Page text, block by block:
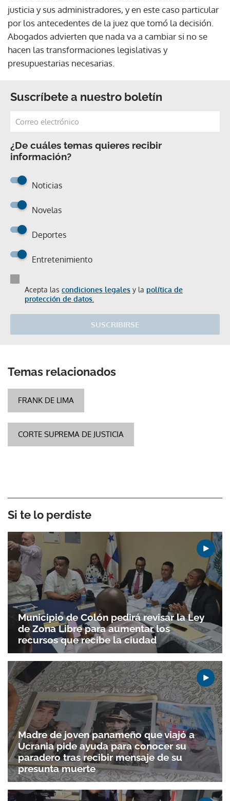
justicia y sus administradores, y en este caso particular
por los antecedentes de la juez que tomó la decisión.
Abogados advierten que nada va a cambiar si no se
hacen las transformaciones legislativas y
presupuestarias necesarias.
Suscríbete a nuestro boletín
¿De cuáles temas quieres recibir
información?
Noticias
Novelas
Deportes
Entretenimiento
Acepta las condiciones legales y la política de
protección de datos.
SUSCRIBIRSE
Temas relacionados
FRANK DE LIMA
CORTE SUPREMA DE JUSTICIA
Si te lo perdiste
Municipio de Colón pedirá revisar la Ley
de Zona Libre para aumentar los
recursos que recibe la ciudad
Madre de joven panameño que viajó a
Ucrania pide ayuda para conocer su
paradero tras recibir mensaje de su
presunta muerte